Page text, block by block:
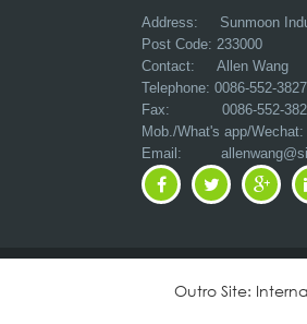
Address: Sunmoon
Post Code: 233000
Contact: Allen Wang
Telephone: 0086-552-
Fax: 0086-552-
Mob./What's app/
Email:
Outro Site: